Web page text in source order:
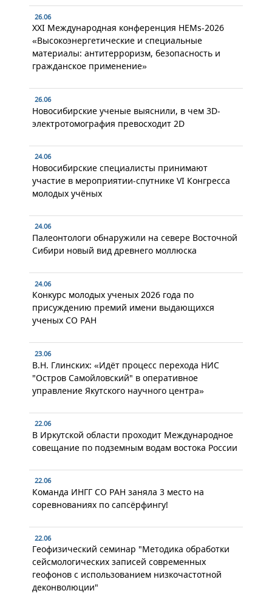
26.06
XXI Международная конференция HEMs-2026
«Высокоэнергетические и специальные
материалы: антитерроризм, безопасность и
гражданское применение»
26.06
Новосибирские ученые выяснили, в чем 3D-
электротомография превосходит 2D
24.06
Новосибирские специалисты принимают
участие в мероприятии-спутнике VI Конгресса
молодых учёных
24.06
Палеонтологи обнаружили на севере Восточной
Сибири новый вид древнего моллюска
24.06
Конкурс молодых ученых 2026 года по
присуждению премий имени выдающихся
ученых СО РАН
23.06
В.Н. Глинских: «Идёт процесс перехода НИС
"Остров Самойловский" в оперативное
управление Якутского научного центра»
22.06
В Иркутской области проходит Международное
совещание по подземным водам востока России
22.06
Команда ИНГГ СО РАН заняла 3 место на
соревнованиях по сапсёрфингу!
22.06
Геофизический семинар "Методика обработки
сейсмологических записей современных
геофонов с использованием низкочастотной
деконволюции"